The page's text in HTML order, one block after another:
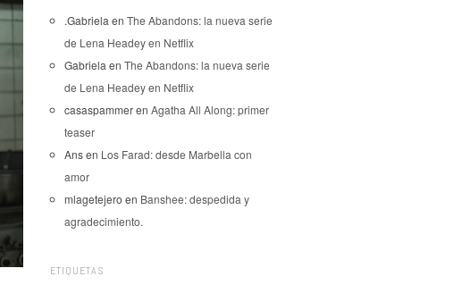
.Gabriela en The Abandons: la nueva serie
de Lena Headey en Netflix
Gabriela en The Abandons: la nueva serie
de Lena Headey en Netflix
casaspammeren Agatha All Along: primer
teaser
Ansen Los Farad: desde Marbella con
amor
mlagetejero en Banshee: despedida y
agradecimiento.
ETIQUETAS